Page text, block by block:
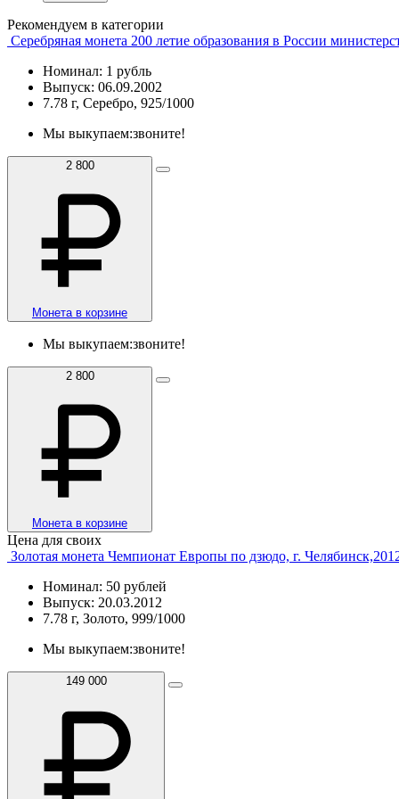
Рекомендуем в категории
Серебряная монета 200 летие образования в России
Номинал: 1 рубль
Выпуск: 06.09.2002
7.78 г, Серебро, 925/1000
Мы выкупаем:звоните!
2 800
Монета в корзине
Мы выкупаем:звоните!
2 800
Монета в корзине
Цена для своих
Золотая монета Чемпионат Европы по дзюдо, г.
Номинал: 50 рублей
Выпуск: 20.03.2012
7.78 г, Золото, 999/1000
Мы выкупаем:звоните!
149 000